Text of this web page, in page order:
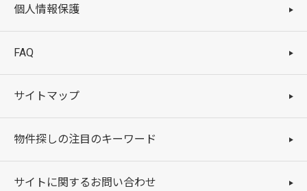
個人情報保護
FAQ
サイトマップ
物件探しの注目のキーワード
サイトに関するお問い合わせ